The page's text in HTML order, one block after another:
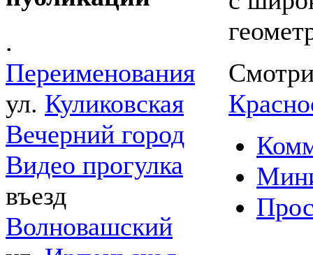
.
Переименования
ул. Куликовская
Вечерний город
Видео прогулка
въезд
Волновашский